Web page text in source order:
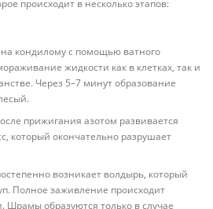
происходит в несколько этапов:
кондилому с помощью ватного
жидкости как в клетках, так и
Через 5–7 минут образование
прижигания азотом развивается
который окончательно разрушает
возникает волдырь, который
Полное заживление происходит
Шрамы образуются только в случае